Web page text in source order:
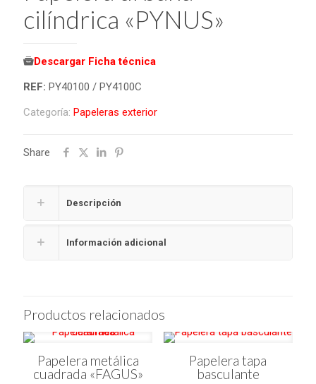
cilíndrica «PYNUS»
Descargar Ficha técnica
REF: PY40100 / PY4100C
Categoría: Papeleras exterior
Share
Descripción
Información adicional
Productos relacionados
Papelera metálica
cuadrada «FAGUS»
Papelera tapa
basculante